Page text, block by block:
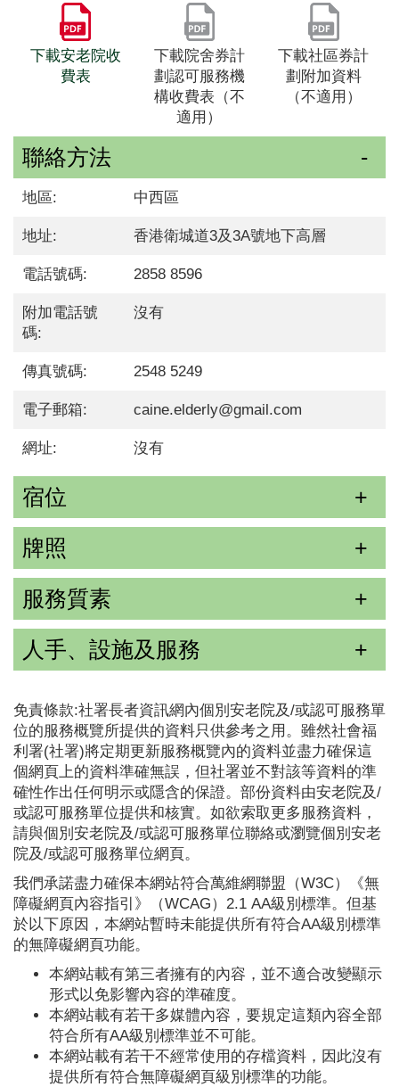
下載安老院收
費表
下載院舍券計
劃認可服務機
構收費表（不
適用）
下載社區券計
劃附加資料
（不適用）
聯絡方法
地區: 中西區
地址: 香港衛城道3及3A號地下高層
電話號碼: 2858 8596
附加電話號
碼:
沒有
傳真號碼: 2548 5249
電子郵箱: caine.elderly@gmail.com
網址: 沒有
宿位
牌照
服務質素
人手、設施及服務
免責條款:社署長者資訊網內個別安老院及/或認可服務單
位的服務概覽所提供的資料只供參考之用。雖然社會福
利署(社署)將定期更新服務概覽內的資料並盡力確保這
個網頁上的資料準確無誤，但社署並不對該等資料的準
確性作出任何明示或隱含的保證。部份資料由安老院及/
或認可服務單位提供和核實。如欲索取更多服務資料，
請與個別安老院及/或認可服務單位聯絡或瀏覽個別安老
院及/或認可服務單位網頁。
我們承諾盡力確保本網站符合萬維網聯盟（W3C）《無
障礙網頁內容指引》（WCAG）2.1 AA級別標準。但基
於以下原因，本網站暫時未能提供所有符合AA級別標準
的無障礙網頁功能。
本網站載有第三者擁有的內容，並不適合改變顯示
形式以免影響內容的準確度。
本網站載有若干多媒體內容，要規定這類內容全部
符合所有AA級別標準並不可能。
本網站載有若干不經常使用的存檔資料，因此沒有
提供所有符合無障礙網頁級別標準的功能。